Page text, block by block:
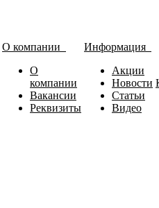
О компании
О
компании
Вакансии
Реквизиты
Информация
Акции
Новости
Статьи
Видео